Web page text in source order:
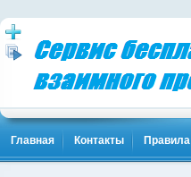
Главная Контакты Правила